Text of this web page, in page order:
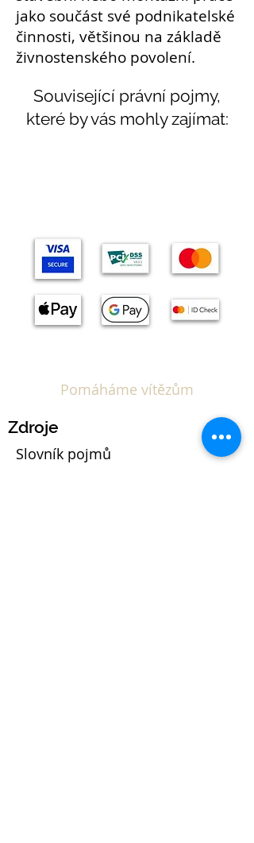
jako součást své podnikatelské
činnosti, většinou na základě
živnostenského povolení.
Související právní pojmy,
které by vás mohly zajímat:
Pomáháme vítězům
Zdroje
Slovník pojmů